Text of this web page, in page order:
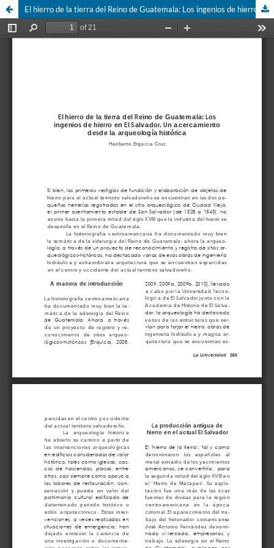
El hierro de la tierra del Reino de Guatemala: Los ingenios de hierro en El Salvador. Un acercamiento desde la arqueología histórica